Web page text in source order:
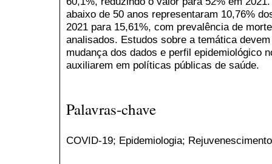
abaixo de 50 anos representaram 10,76%
2021 para 15,61%, com prevalência de
analisados. Estudos sobre a temática
mudança dos dados e perfil epidemiológico
auxiliarem em políticas públicas de saúde.
Palavras-chave
COVID-19; Epidemiologia;